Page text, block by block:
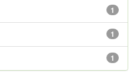
1
1
1